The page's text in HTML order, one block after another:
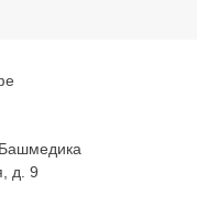
д. 9